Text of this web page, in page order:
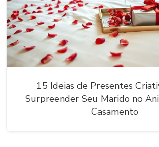
15 Ideias de Presentes
Surpreender Seu Marido no
Casamento